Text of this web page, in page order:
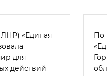
«Единая
для
действий
По